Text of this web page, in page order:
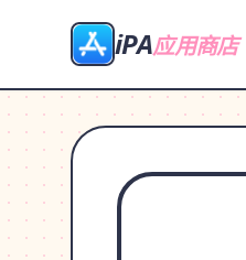
iPA应用商店